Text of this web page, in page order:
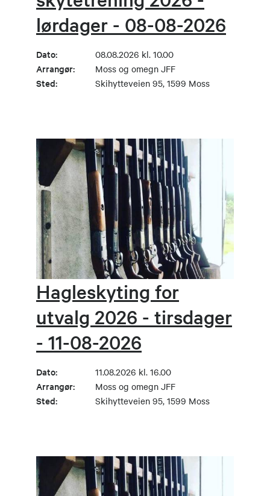
lørdager - 08-08-2026
Dato: 08.08.2026 kl. 10.00
Arrangør: Moss og omegn JFF
Sted: Skihytteveien 95, 1599 Moss
Hagleskyting for
utvalg 2026 - tirsdager
- 11-08-2026
Dato: 11.08.2026 kl. 16.00
Arrangør: Moss og omegn JFF
Sted: Skihytteveien 95, 1599 Moss